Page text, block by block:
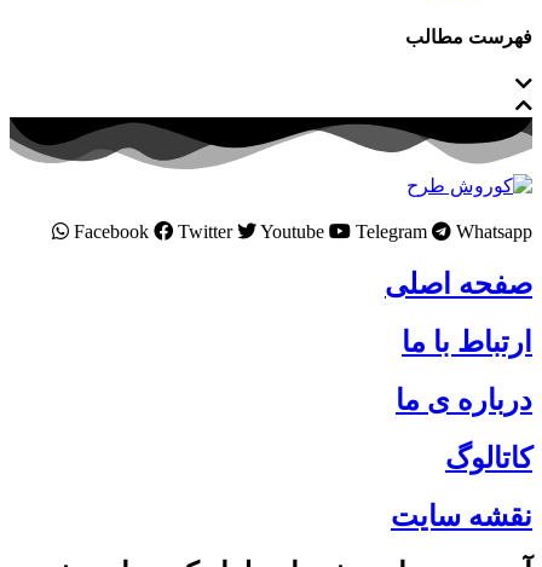
فهرست مطالب
Facebook Twitter Youtube Telegram Whatsapp
صفحه اصلی
ارتباط با ما
درباره ی ما
کاتالوگ
نقشه سایت